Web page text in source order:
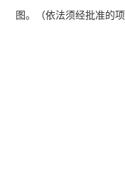
图。（依法须经批准的